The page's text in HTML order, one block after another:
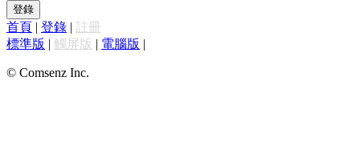
登錄
首頁 | 登錄 | 註冊
標準版 | 觸屏版 | 電腦版 |
© Comsenz Inc.